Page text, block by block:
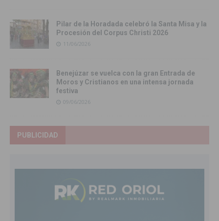
Pilar de la Horadada celebró la Santa Misa y la
Procesión del Corpus Christi 2026
11/06/2026
Benejúzar se vuelca con la gran Entrada de
Moros y Cristianos en una intensa jornada
festiva
09/06/2026
PUBLICIDAD